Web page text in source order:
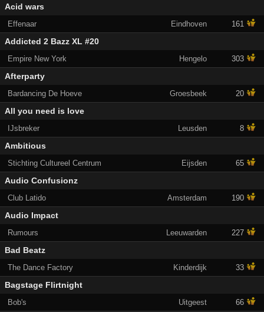
Acid wars
Effenaar Eindhoven 161
Addicted 2 Bazz XL #20
Empire New York Hengelo 303
Afterparty
Bardancing De Hoeve Groesbeek 20
All you need is love
IJsbreker Leusden 8
Ambitious
Stichting Cultureel Centrum Eijsden 65
Audio Confusionz
Club Latido Amsterdam 190
Audio Impact
Rumours Leeuwarden 227
Bad Beatz
The Dance Factory Kinderdijk 33
Bagstage Flirtnight
Bob's Uitgeest 66